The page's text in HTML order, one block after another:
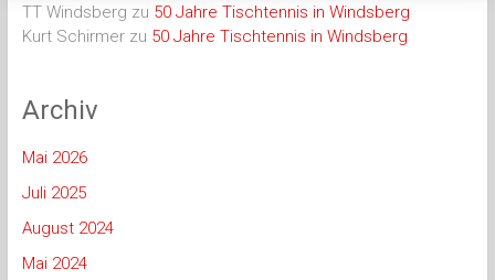
TT Windsberg zu 50 Jahre Tischtennis in Windsberg
Kurt Schirmerzu 50 Jahre Tischtennis in Windsberg
Archiv
Mai 2026
Juli 2025
August 2024
Mai 2024